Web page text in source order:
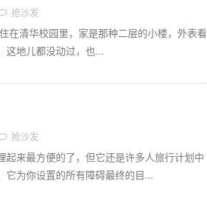
抢沙发
在清华校园里，家是那种二层的小楼，外表看
这地儿都没动过，也...
抢沙发
来最方便的了，但它还是许多人旅行计划中
它为你设置的所有障碍最终的目...